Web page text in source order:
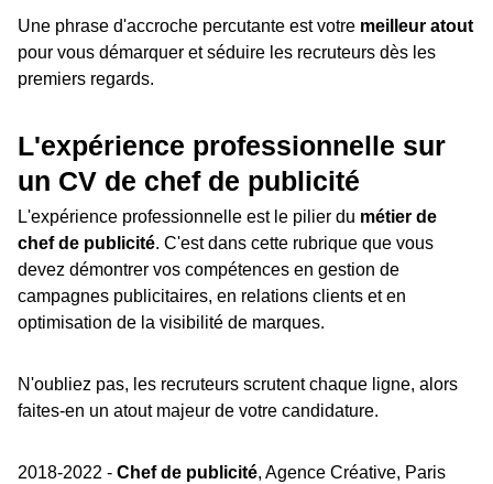
Une phrase d'accroche percutante est votre meilleur atout
pour vous démarquer et séduire les recruteurs dès les
premiers regards.
L'expérience professionnelle sur
un CV de chef de publicité
L'expérience professionnelle est le pilier du métier de
chef de publicité. C'est dans cette rubrique que vous
devez démontrer vos compétences en gestion de
campagnes publicitaires, en relations clients et en
optimisation de la visibilité de marques.
N'oubliez pas, les recruteurs scrutent chaque ligne, alors
faites-en un atout majeur de votre candidature.
2018-2022 - Chef de publicité, Agence Créative, Paris